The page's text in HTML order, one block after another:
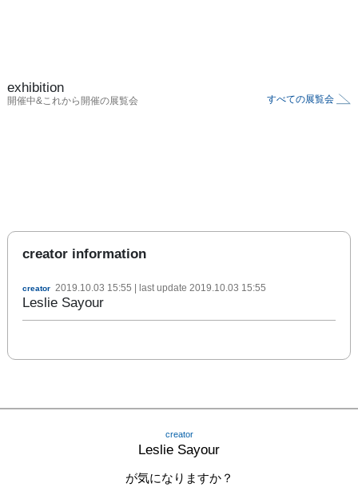
exhibition
開催中&これから開催の展覧会 すべての展覧会
creator information
creator 2019.10.03 15:55 | last update 2019.10.03 15:55
Leslie Sayour
creator
Leslie Sayour
が気になりますか？